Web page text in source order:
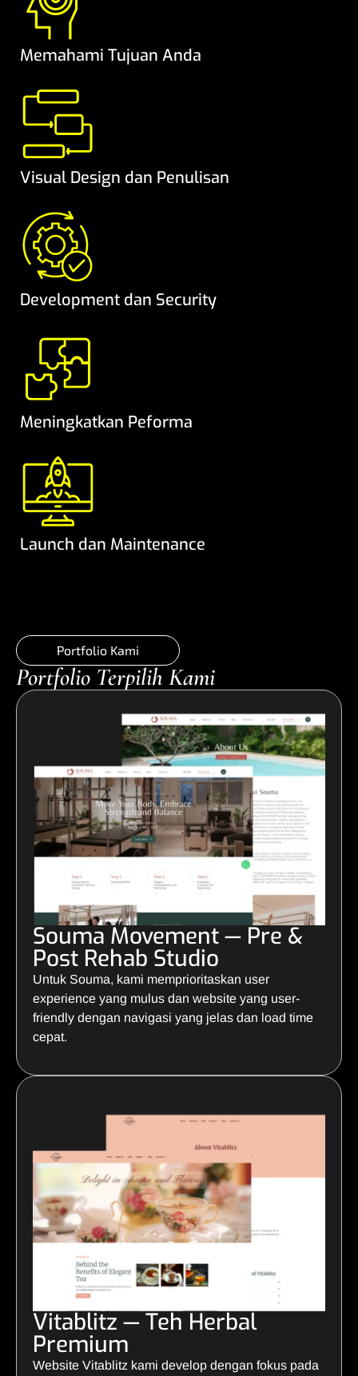
Memahami Tujuan Anda
Visual Design dan Penulisan
Development dan Security
Meningkatkan Peforma
Launch dan Maintenance
Portfolio Kami
Portfolio Terpilih Kami
Souma Movement — Pre &
Post Rehab Studio
Untuk Souma, kami memprioritaskan user
experience yang mulus dan website yang user-
friendly dengan navigasi yang jelas dan load time
cepat.
Vitablitz — Teh Herbal
Premium
Website Vitablitz kami develop dengan fokus pada